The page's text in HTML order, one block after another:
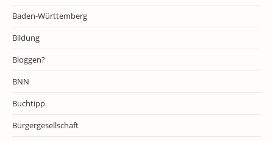
Baden-Württemberg
Bildung
Bloggen?
BNN
Buchtipp
Bürgergesellschaft